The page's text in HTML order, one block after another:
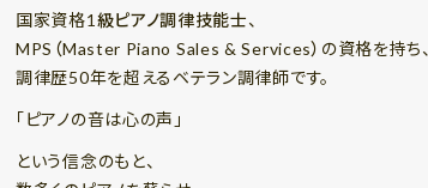
国家資格1級ピアノ調律技能士、
MPS（Master Piano Sales & Services） の資格を持ち、
調律歴50年を超えるベテラン調律師です。
「ピアノの音は心の声」
という信念のもと、